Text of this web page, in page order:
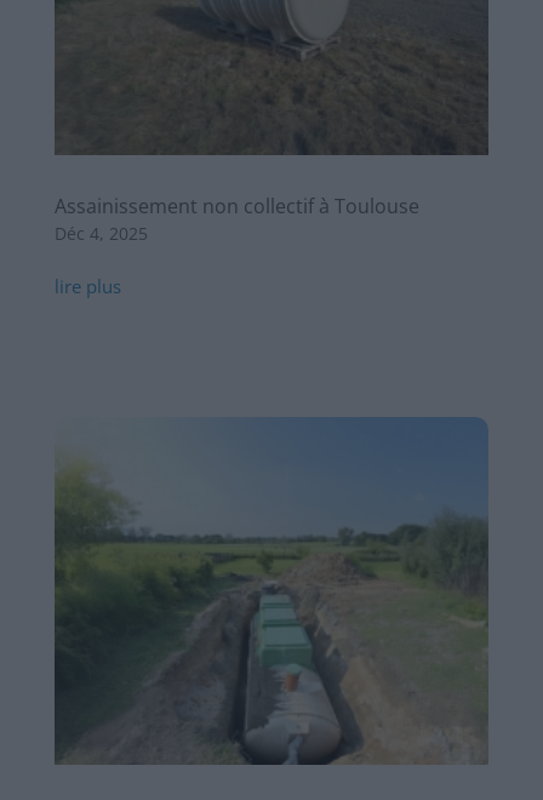
Assainissement non collectif à Toulouse
Déc 4, 2025
lire plus